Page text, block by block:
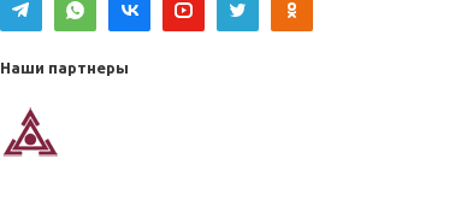
Наши партнеры